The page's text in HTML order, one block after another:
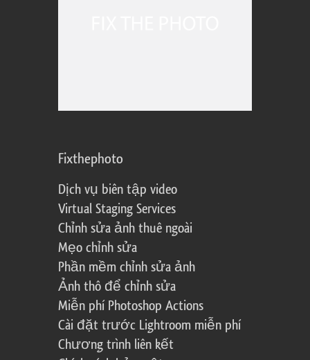
Fixthephoto
Dịch vụ biên tập video
Virtual Staging Services
Chỉnh sửa ảnh thuê ngoài
Mẹo chỉnh sửa
Phần mềm chỉnh sửa ảnh
Ảnh thô để chỉnh sửa
Miễn phí Photoshop Actions
Cài đặt trước Lightroom miễn phí
Chương trình liên kết